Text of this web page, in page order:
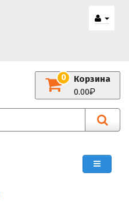
Корзина
0
0.00